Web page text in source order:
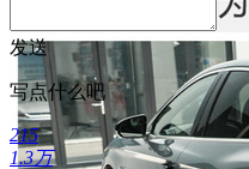
发送
写点什么吧
215
1.3万